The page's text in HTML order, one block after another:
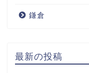
鎌倉
最新の投稿